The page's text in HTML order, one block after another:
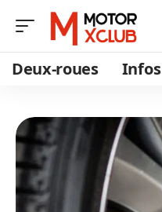
Deux-roues Infos